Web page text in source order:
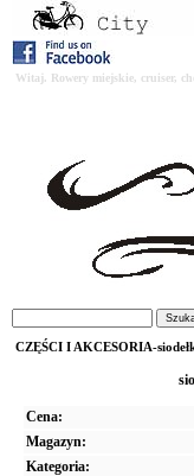
Witaj. Rowery miejskie, cruiser,
CZĘŚCI I AKCESORIA-
Cena:
Magazyn:
Kategoria: